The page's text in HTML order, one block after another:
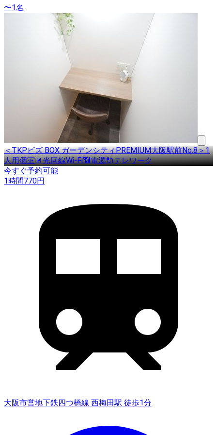
〜1名
＜TKPビズ BOX ガーデンシティPREMIUM大阪駅前No.8＞1
人用個室🚪光回線Wi-Fi📶電源🔌テレワーク
今すぐ予約可能
1時間770円
大阪市営地下鉄四つ橋線 西梅田駅 徒歩1分